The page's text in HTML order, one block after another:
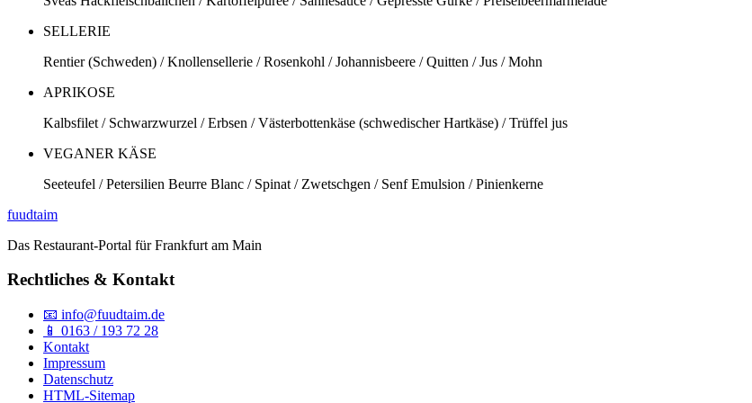
SELLERIE
Rentier (Schweden) / Knollensellerie / Rosenkohl / Johannisbeere / Quitten / Jus / Mohn
APRIKOSE
Kalbsfilet / Schwarzwurzel / Erbsen / Västerbottenkäse (schwedischer Hartkäse) / Trüffel jus
VEGANER KÄSE
Seeteufel / Petersilien Beurre Blanc / Spinat / Zwetschgen / Senf Emulsion / Pinienkerne
fuudtaim
Das Restaurant-Portal für Frankfurt am Main
Rechtliches & Kontakt
📧 info@fuudtaim.de
📱 0163 / 193 72 28
Kontakt
Impressum
Datenschutz
HTML-Sitemap